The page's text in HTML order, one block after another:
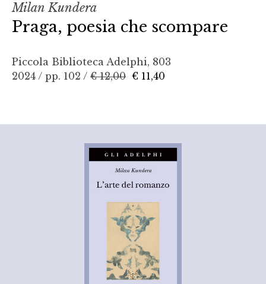
Milan Kundera
Praga, poesia che scompare
Piccola Biblioteca Adelphi, 803
2024 / pp. 102 / € 12,00 € 11,40